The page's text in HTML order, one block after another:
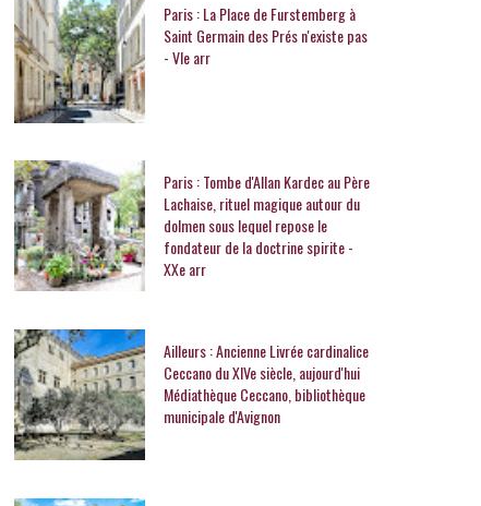
Paris : La Place de Furstemberg à
Saint Germain des Prés n'existe pas
- VIe arr
Paris : Tombe d'Allan Kardec au Père
Lachaise, rituel magique autour du
dolmen sous lequel repose le
fondateur de la doctrine spirite -
XXe arr
Ailleurs : Ancienne Livrée cardinalice
Ceccano du XIVe siècle, aujourd'hui
Médiathèque Ceccano, bibliothèque
municipale d'Avignon